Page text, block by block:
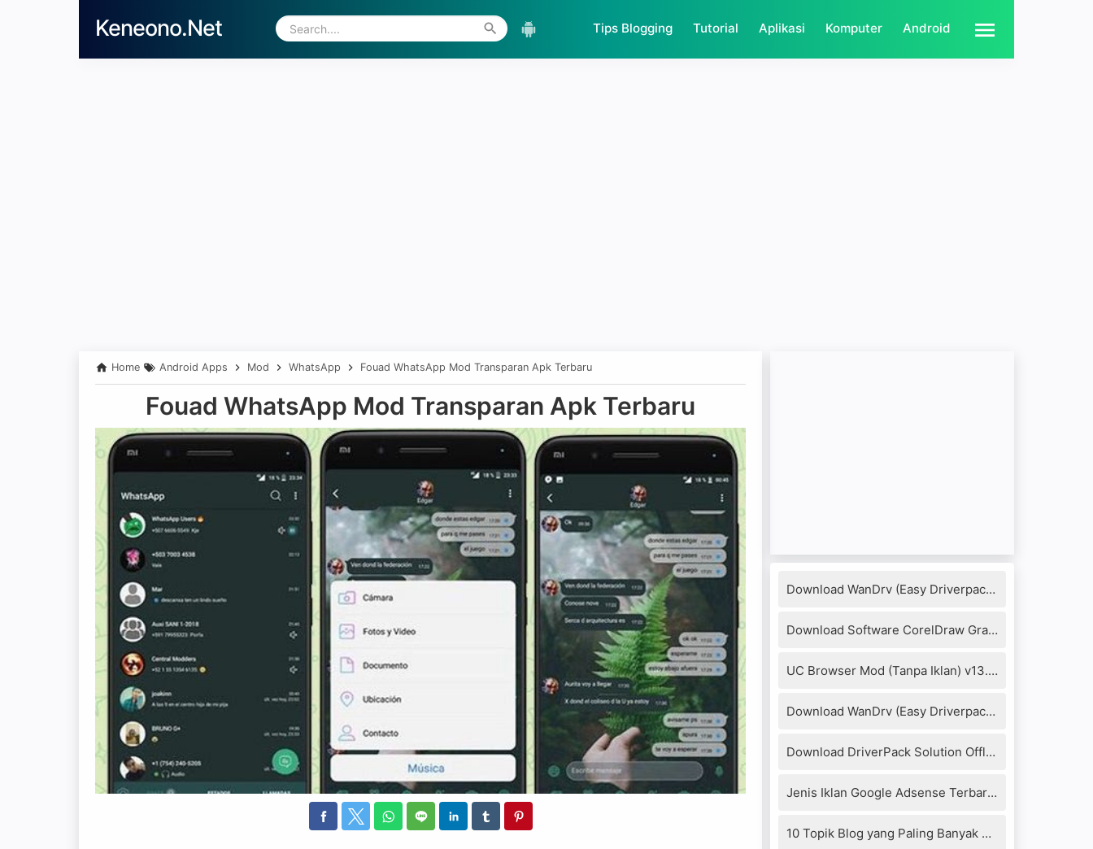
Skip to main content
Keneono.Net Tips Blogging Tutorial Aplikasi Komputer Android
Home Android Apps Mod WhatsApp Fouad WhatsApp Mod Transparan Apk Terbaru
Fouad WhatsApp Mod Transparan Apk Terbaru
Download WanDrv (Easy Driverpack) 7.17.1218.3 Full Version
Download Software CorelDraw Graphics Suite X8 + Keygen
UC Browser Mod (Tanpa Iklan) v13.4.0.1306 Apk
Download WanDrv (Easy Driverpack) 6.6.2016.0114
Download DriverPack Solution Offline 17.10.14-20104 Full Version
Jenis Iklan Google Adsense Terbaru 2019
10 Topik Blog yang Paling Banyak Dikunjungi 2021